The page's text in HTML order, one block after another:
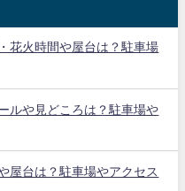
花火時間や屋台は？駐車場
ルや見どころは？駐車場や
屋台は？駐車場やアクセス